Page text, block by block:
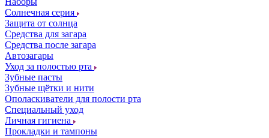
Солнечная серия
Защита от солнца
Средства для загара
Средства после загара
Автозагары
Уход за полостью рта
Зубные пасты
Зубные щётки и нити
Ополаскиватели для полости рта
Специальный уход
Личная гигиена
Прокладки и тампоны